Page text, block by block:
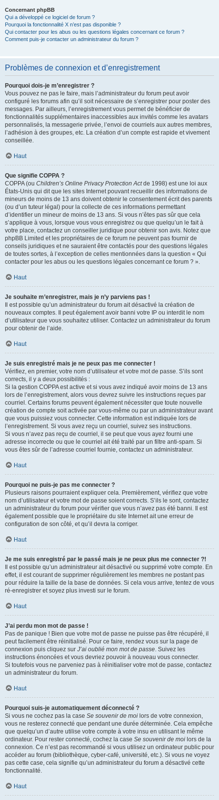
Concernant phpBB
Qui a développé ce logiciel de forum ?
Pourquoi la fonctionnalité X n’est pas disponible ?
Qui contacter pour les abus ou les questions légales concernant ce forum ?
Comment puis-je contacter un administrateur du forum ?
Problèmes de connexion et d’enregistrement
Pourquoi dois-je m’enregistrer ?
Vous pouvez ne pas le faire, mais l’administrateur du forum peut avoir
configuré les forums afin qu’il soit nécessaire de s’enregistrer pour poster des
messages. Par ailleurs, l’enregistrement vous permet de bénéficier de
fonctionnalités supplémentaires inaccessibles aux invités comme les avatars
personnalisés, la messagerie privée, l’envoi de courriels aux autres membres,
l’adhésion à des groupes, etc. La création d’un compte est rapide et vivement
conseillée.
Haut
Que signifie COPPA ?
COPPA (ou Children’s Online Privacy Protection Actde 1998) est une loi aux
États-Unis qui dit que les sites Internet pouvant recueillir des informations de
mineurs de moins de 13 ans doivent obtenir le consentement écrit des parents
(ou d’un tuteur légal) pour la collecte de ces informations permettant
d’identifier un mineur de moins de 13 ans. Si vous n’êtes pas sûr que cela
s’applique à vous, lorsque vous vous enregistrez ou que quelqu’un le fait à
votre place, contactez un conseiller juridique pour obtenir son avis. Notez que
phpBB Limited et les propriétaires de ce forum ne peuvent pas fournir de
conseils juridiques et ne sauraient être contactés pour des questions légales
de toutes sortes, à l’exception de celles mentionnées dans la question « Qui
contacter pour les abus ou les questions légales concernant ce forum ? ».
Haut
Je souhaite m’enregistrer, mais je n’y parviens pas !
Il est possible qu’un administrateur du forum ait désactivé la création de
nouveaux comptes. Il peut également avoir banni votre IP ou interdit le nom
d’utilisateur que vous souhaitez utiliser. Contactez un administrateur du forum
pour obtenir de l’aide.
Haut
Je suis enregistré mais je ne peux pas me connecter !
Vérifiez, en premier, votre nom d’utilisateur et votre mot de passe. S’ils sont
corrects, il y a deux possibilités :
Si la gestion COPPA est active et si vous avez indiqué avoir moins de 13 ans
lors de l’enregistrement, alors vous devrez suivre les instructions reçues par
courriel. Certains forums peuvent également nécessiter que toute nouvelle
création de compte soit activée par vous-même ou par un administrateur avant
que vous puissiez vous connecter. Cette information est indiquée lors de
l’enregistrement. Si vous avez reçu un courriel, suivez ses instructions.
Si vous n’avez pas reçu de courriel, il se peut que vous ayez fourni une
adresse incorrecte ou que le courriel ait été traité par un filtre anti-spam. Si
vous êtes sûr de l’adresse courriel fournie, contactez un administrateur.
Haut
Pourquoi ne puis-je pas me connecter ?
Plusieurs raisons pourraient expliquer cela. Premièrement, vérifiez que votre
nom d’utilisateur et votre mot de passe soient corrects. S’ils le sont, contactez
un administrateur du forum pour vérifier que vous n’avez pas été banni. Il est
également possible que le propriétaire du site Internet ait une erreur de
configuration de son côté, et qu’il devra la corriger.
Haut
Je me suis enregistré par le passé mais je ne peux plus me connecter ?!
Il est possible qu’un administrateur ait désactivé ou supprimé votre compte. En
effet, il est courant de supprimer régulièrement les membres ne postant pas
pour réduire la taille de la base de données. Si cela vous arrive, tentez de vous
ré-enregistrer et soyez plus investi sur le forum.
Haut
J’ai perdu mon mot de passe !
Pas de panique ! Bien que votre mot de passe ne puisse pas être récupéré, il
peut facilement être réinitialisé. Pour ce faire, rendez vous sur la page de
connexion puis cliquez sur J’ai oublié mon mot de passe. Suivez les
instructions énoncées et vous devriez pouvoir à nouveau vous connecter.
Si toutefois vous ne parveniez pas à réinitialiser votre mot de passe, contactez
un administrateur du forum.
Haut
Pourquoi suis-je automatiquement déconnecté ?
Si vous ne cochez pas la case Se souvenir de moi lors de votre connexion,
vous ne resterez connecté que pendant une durée déterminée. Cela empêche
que quelqu’un d’autre utilise votre compte à votre insu en utilisant le même
ordinateur. Pour rester connecté, cochez la case Se souvenir de moi lors de la
connexion. Ce n’est pas recommandé si vous utilisez un ordinateur public pour
accéder au forum (bibliothèque, cyber-café, université, etc.). Si vous ne voyez
pas cette case, cela signifie qu’un administrateur du forum a désactivé cette
fonctionnalité.
Haut